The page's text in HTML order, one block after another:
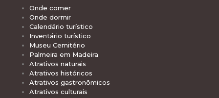
Onde comer
Onde dormir
Calendário turístico
Inventário turístico
Museu Cemitério
Palmeira em Madeira
Atrativos naturais
Atrativos históricos
Atrativos gastronômicos
Atrativos culturais